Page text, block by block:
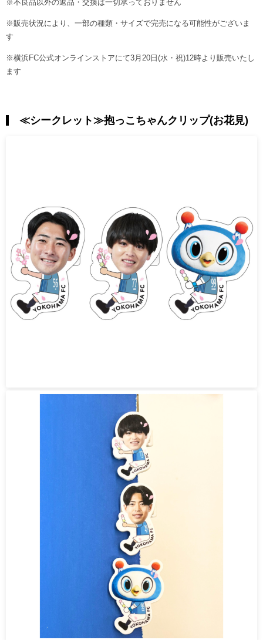
※不良品以外の返品・交換は一切承っておりません
※販売状況により、一部の種類・サイズで完売になる可能性がございま
す
※横浜FC公式オンラインストアにて3月20日(水・祝)12時より販売いたし
ます
≪シークレット≫抱っこちゃんクリップ(お花見)